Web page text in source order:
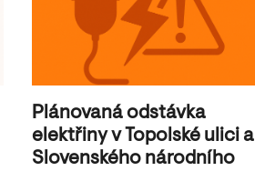
Plánovaná odstávka
elektřiny v Topolské ulici a
Slovenského národního